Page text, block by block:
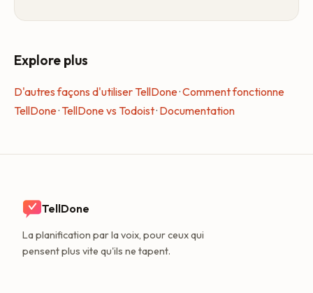
Explore plus
D'autres façons d'utiliser TellDone·Comment fonctionne
TellDone· TellDone vs Todoist· Documentation
TellDone
La planification par la voix, pour ceux qui
pensent plus vite qu'ils ne tapent.